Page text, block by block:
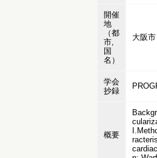
開催
地
（都
市,
国
名）
大阪市
学会
抄録
概要